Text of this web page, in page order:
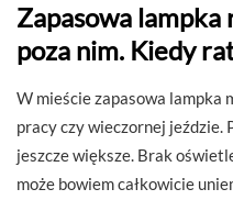
Zapasowa
poza nim. Kiedy
W mieście zapasowa lampka
pracy czy wieczornej jeździe.
jeszcze większe. Brak
może bowiem całkowicie